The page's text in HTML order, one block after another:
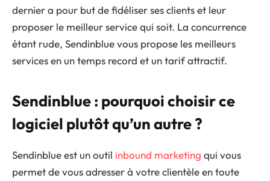
dernier a pour but de fidéliser ses clients et leur
proposer le meilleur service qui soit. La concurrence
étant rude, Sendinblue vous propose les meilleurs
services en un temps record et un tarif attractif.
Sendinblue : pourquoi choisir ce
logiciel plutôt qu’un autre ?
Sendinblue est un outil inbound marketing qui vous
permet de vous adresser à votre clientèle en toute